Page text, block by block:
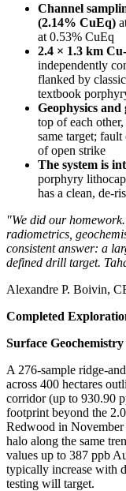
Channel
(2.14% CuEq)
at 0.53% CuEq
2.4 × 1.3 km
independently
flanked by
textbook
Geophysics
top of each
same target;
of open strike
The system is
porphyry
has a clean, de-
"We did our
radiometrics,
consistent answer: a
defined drill target.
Alexandre P. Boivin,
Completed
Surface
A 276-sample ridge-
across 400 hectares
corridor (up to 930.90
footprint beyond the
Redwood in
halo along the same
values up to 387 ppb
typically increase with
testing will target.